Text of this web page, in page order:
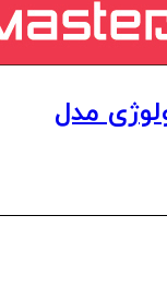
پاورولوژی مدل